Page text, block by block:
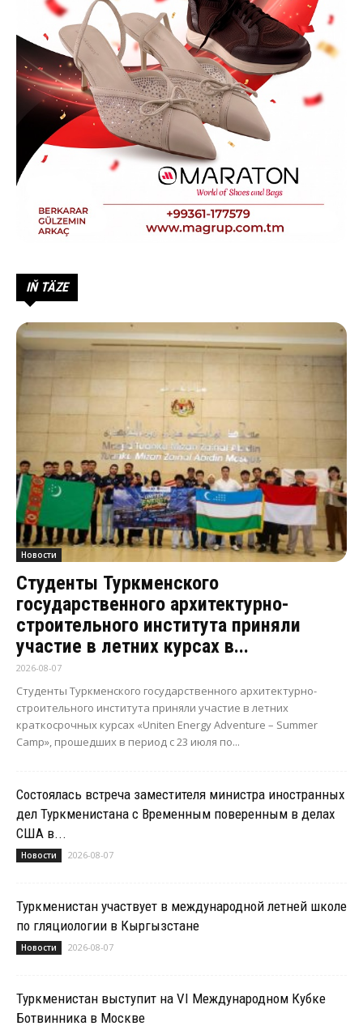
IŇ TÄZE
Новости
Студенты Туркменского
государственного архитектурно-
строительного института приняли
участие в летних курсах в...
2026-08-07
Студенты Туркменского государственного архитектурно-
строительного института приняли участие в летних
краткосрочных курсах «Uniten Energy Adventure – Summer
Camp», прошедших в период с 23 июля по...
Состоялась встреча заместителя министра иностранных
дел Туркменистана с Временным поверенным в делах
США в...
Новости 2026-08-07
Туркменистан участвует в международной летней школе
по гляциологии в Кыргызстане
Новости 2026-08-07
Туркменистан выступит на VI Международном Кубке
Ботвинника в Москве